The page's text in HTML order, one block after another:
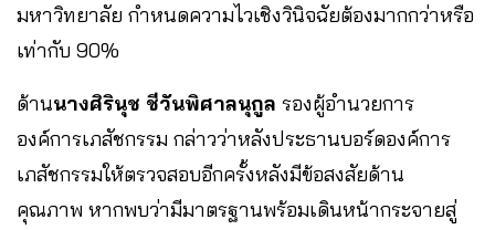
มหาวิทยาลัย กำหนดความไวเชิงวินิจฉัยต้องมากกว่าหรือ
เท่ากับ 90%
ด้านนางศิรินุช ชีวันพิศาลนุกูล รองผู้อำนวยการ
องค์การเภสัชกรรม กล่าวว่าหลังประธานบอร์ดองค์การ
เภสัชกรรมให้ตรวจสอบอีกครั้งหลังมีข้อสงสัยด้าน
คุณภาพ หากพบว่ามีมาตรฐานพร้อมเดินหน้ากระจายสู่